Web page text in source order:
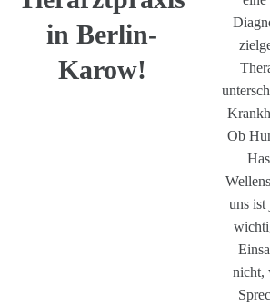
in Berlin-
Karow!
Ob
uns ist
nicht,